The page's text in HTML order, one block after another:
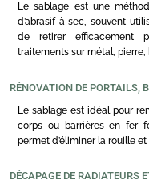
Le sablage est une
d’abrasif à sec, souvent
de retirer efficacement
traitements sur métal, pierre,
RÉNOVATION DE PORTAILS,
Le sablage est idéal pour
corps ou barrières en fer
permet d’éliminer la rouille
DÉCAPAGE DE RADIATEURS